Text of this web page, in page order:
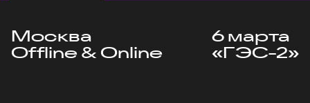
Москва
Offline & Online
6 марта
«ГЭС-2»